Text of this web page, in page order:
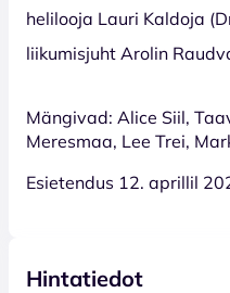
helilooja Lauri Kaldoja
liikumisjuht Arolin
Mängivad: Alice Siil,
Meresmaa, Lee Trei,
Esietendus 12. aprillil
Hintatiedot